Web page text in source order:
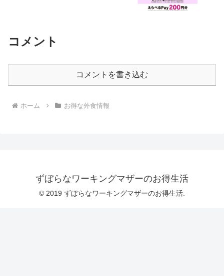
コメント
コメントを書き込む
ホーム お得な外食情報
ずぼらなワーキングマザーのお得生活
© 2019 ずぼらなワーキングマザーのお得生活.